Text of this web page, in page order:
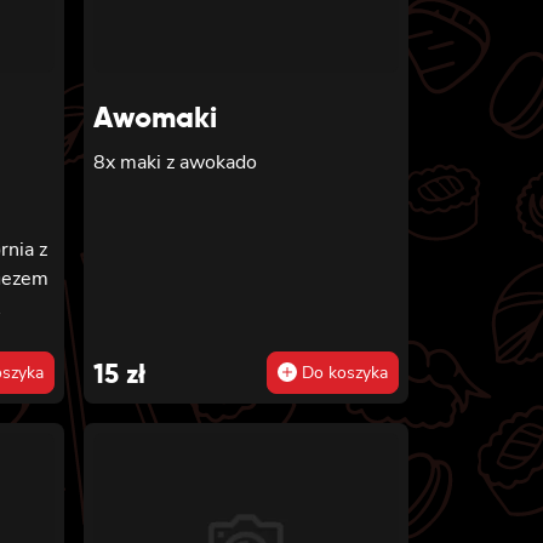
z
i
Awomaki
8x maki z awokado
15 zł Do koszyka